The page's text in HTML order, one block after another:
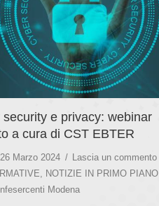
security e privacy: webinar
a cura di CST EBTER
Marzo 2024
Lascia un commento
NOTIZIE IN PRIMO PIANO
Modena